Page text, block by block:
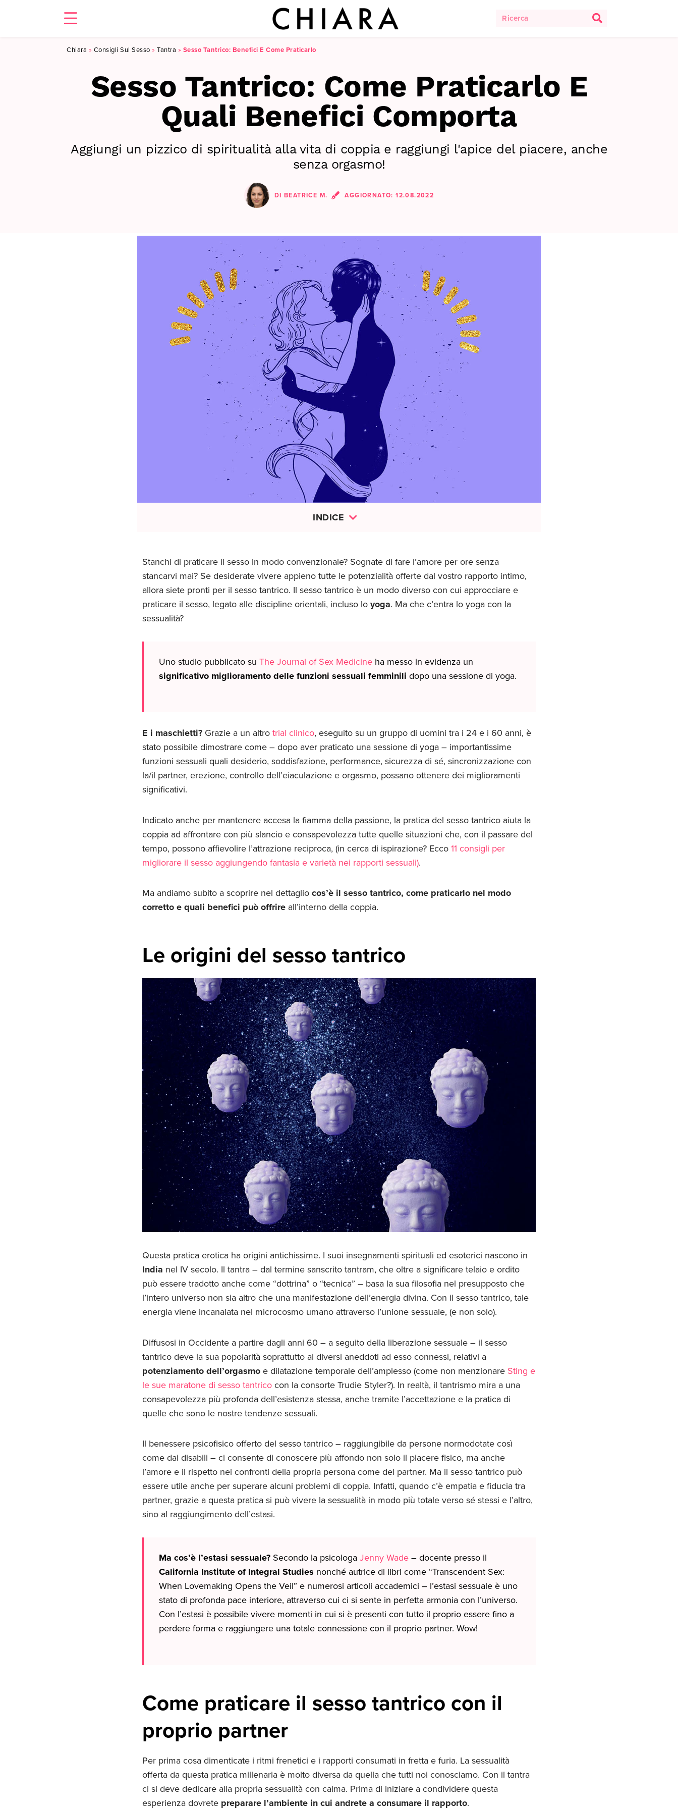
Chiara » Consigli Sul Sesso » Tantra » Sesso Tantrico: Benefici E Come Praticarlo
Sesso Tantrico: Come Praticarlo E
Quali Benefici Comporta
Aggiungi un pizzico di spiritualità alla vita di coppia e raggiungi l'apice del piacere, anche
senza orgasmo!
DI BEATRICE M. AGGIORNATO:12.08.2022
INDICE
Stanchi di praticare il sesso in modo convenzionale? Sognate di fare l’amore per ore senza
stancarvi mai? Se desiderate vivere appieno tutte le potenzialità offerte dal vostro rapporto intimo,
allora siete pronti per il sesso tantrico. Il sesso tantrico è un modo diverso con cui approcciare e
praticare il sesso, legato alle discipline orientali, incluso lo yoga. Ma che c’entra lo yoga con la
sessualità?
Uno studio pubblicato su The Journal of Sex Medicine ha messo in evidenza un
significativo miglioramento delle funzioni sessuali femminili dopo una sessione di yoga.
E i maschietti? Grazie a un altro trial clinico, eseguito su un gruppo di uomini tra i 24 e i 60 anni, è
stato possibile dimostrare come – dopo aver praticato una sessione di yoga – importantissime
funzioni sessuali quali desiderio, soddisfazione, performance, sicurezza di sé, sincronizzazione con
la/il partner, erezione, controllo dell’eiaculazione e orgasmo, possano ottenere dei miglioramenti
significativi.
Indicato anche per mantenere accesa la fiamma della passione, la pratica del sesso tantrico aiuta la
coppia ad affrontare con più slancio e consapevolezza tutte quelle situazioni che, con il passare del
tempo, possono affievolire l’attrazione reciproca, (in cerca di ispirazione? Ecco 11 consigli per
migliorare il sesso aggiungendo fantasia e varietà nei rapporti sessuali).
Ma andiamo subito a scoprire nel dettaglio cos’è il sesso tantrico, come praticarlo nel modo
corretto e quali benefici può offrire all’interno della coppia.
Le origini del sesso tantrico
Questa pratica erotica ha origini antichissime. I suoi insegnamenti spirituali ed esoterici nascono in
India nel IV secolo. Il tantra – dal termine sanscrito tantram, che oltre a significare telaio e ordito
può essere tradotto anche come “dottrina” o “tecnica” – basa la sua filosofia nel presupposto che
l’intero universo non sia altro che una manifestazione dell’energia divina. Con il sesso tantrico, tale
energia viene incanalata nel microcosmo umano attraverso l’unione sessuale, (e non solo).
Diffusosi in Occidente a partire dagli anni 60 – a seguito della liberazione sessuale – il sesso
tantrico deve la sua popolarità soprattutto ai diversi aneddoti ad esso connessi, relativi a
potenziamento dell’orgasmo e dilatazione temporale dell’amplesso (come non menzionare Sting e
le sue maratone di sesso tantrico con la consorte Trudie Styler?). In realtà, il tantrismo mira a una
consapevolezza più profonda dell’esistenza stessa, anche tramite l’accettazione e la pratica di
quelle che sono le nostre tendenze sessuali.
Il benessere psicofisico offerto del sesso tantrico – raggiungibile da persone normodotate così
come dai disabili – ci consente di conoscere più affondo non solo il piacere fisico, ma anche
l’amore e il rispetto nei confronti della propria persona come del partner. Ma il sesso tantrico può
essere utile anche per superare alcuni problemi di coppia. Infatti, quando c’è empatia e fiducia tra
partner, grazie a questa pratica si può vivere la sessualità in modo più totale verso sé stessi e l’altro,
sino al raggiungimento dell’estasi.
Ma cos’è l’estasi sessuale? Secondo la psicologa Jenny Wade – docente presso il
California Institute of Integral Studies nonché autrice di libri come “Transcendent Sex:
When Lovemaking Opens the Veil” e numerosi articoli accademici – l’estasi sessuale è uno
stato di profonda pace interiore, attraverso cui ci si sente in perfetta armonia con l’universo.
Con l’estasi è possibile vivere momenti in cui si è presenti con tutto il proprio essere fino a
perdere forma e raggiungere una totale connessione con il proprio partner. Wow!
Come praticare il sesso tantrico con il
proprio partner
Per prima cosa dimenticate i ritmi frenetici e i rapporti consumati in fretta e furia. La sessualità
offerta da questa pratica millenaria è molto diversa da quella che tutti noi conosciamo. Con il tantra
ci si deve dedicare alla propria sessualità con calma. Prima di iniziare a condividere questa
esperienza dovrete preparare l’ambiente in cui andrete a consumare il rapporto.